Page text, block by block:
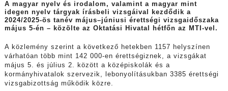
A magyar nyelv és irodalom, valamint a magyar mint
idegen nyelv tárgyak írásbeli vizsgáival kezdődik a
2024/2025-ös tanév május–júniusi érettségi vizsgaidőszaka
május 5-én – közölte az Oktatási Hivatal hétfőn az MTI-vel.
A közlemény szerint a következő hetekben 1157 helyszínen
várhatóan több mint 142 000-en érettségiznek, a vizsgákat
május 5. és július 2. között a középiskolák és a
kormányhivatalok szervezik, lebonyolításukban 3385 érettségi
vizsgabizottság működik közre.